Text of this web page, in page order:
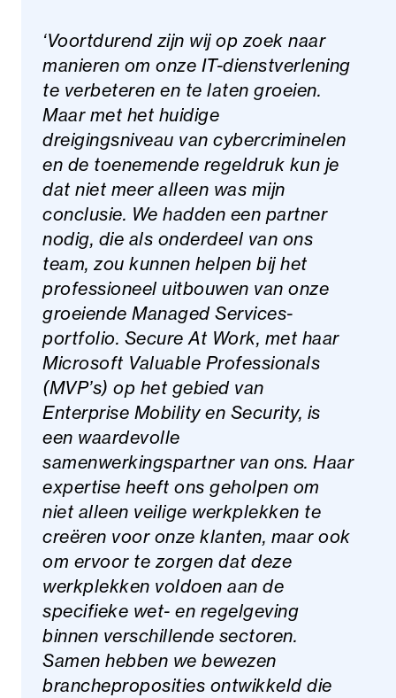
‘Voortdurend zijn wij op zoek naar
manieren om onze IT-dienstverlening
te verbeteren en te laten groeien.
Maar met het huidige
dreigingsniveau van cybercriminelen
en de toenemende regeldruk kun je
dat niet meer alleen was mijn
conclusie. We hadden een partner
nodig, die als onderdeel van ons
team, zou kunnen helpen bij het
professioneel uitbouwen van onze
groeiende Managed Services-
portfolio. Secure At Work, met haar
Microsoft Valuable Professionals
(MVP’s) op het gebied van
Enterprise Mobility en Security, is
een waardevolle
samenwerkingspartner van ons. Haar
expertise heeft ons geholpen om
niet alleen veilige werkplekken te
creëren voor onze klanten, maar ook
om ervoor te zorgen dat deze
werkplekken voldoen aan de
specifieke wet- en regelgeving
binnen verschillende sectoren.
Samen hebben we bewezen
brancheproposities ontwikkeld die